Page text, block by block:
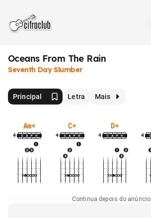
Oceans From The Rain
Seventh Day Slumber
Principal Letra Mais
Am*
4
C*
4
D*
4 4
Continua depois do anúncio